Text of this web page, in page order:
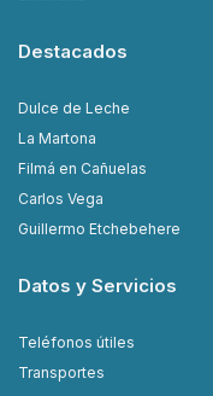
Destacados
Dulce de Leche
La Martona
Filmá en Cañuelas
Carlos Vega
Guillermo Etchebehere
Datos y Servicios
Teléfonos útiles
Transportes